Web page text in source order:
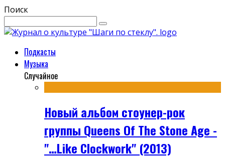
Поиск
Подкасты
Музыка
Случайное
Новый альбом стоунер-рок
группы Queens Of The Stone Age -
"…Like Clockwork" (2013)